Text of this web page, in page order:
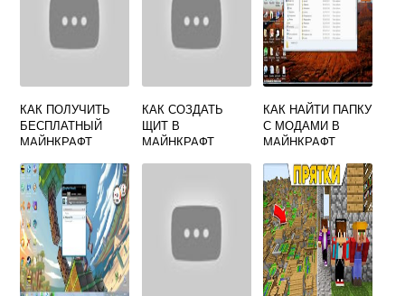
КАК ПОЛУЧИТЬ
БЕСПЛАТНЫЙ
МАЙНКРАФТ
КАК СОЗДАТЬ
ЩИТ В
МАЙНКРАФТ
КАК НАЙТИ ПАПКУ
С МОДАМИ В
МАЙНКРАФТ